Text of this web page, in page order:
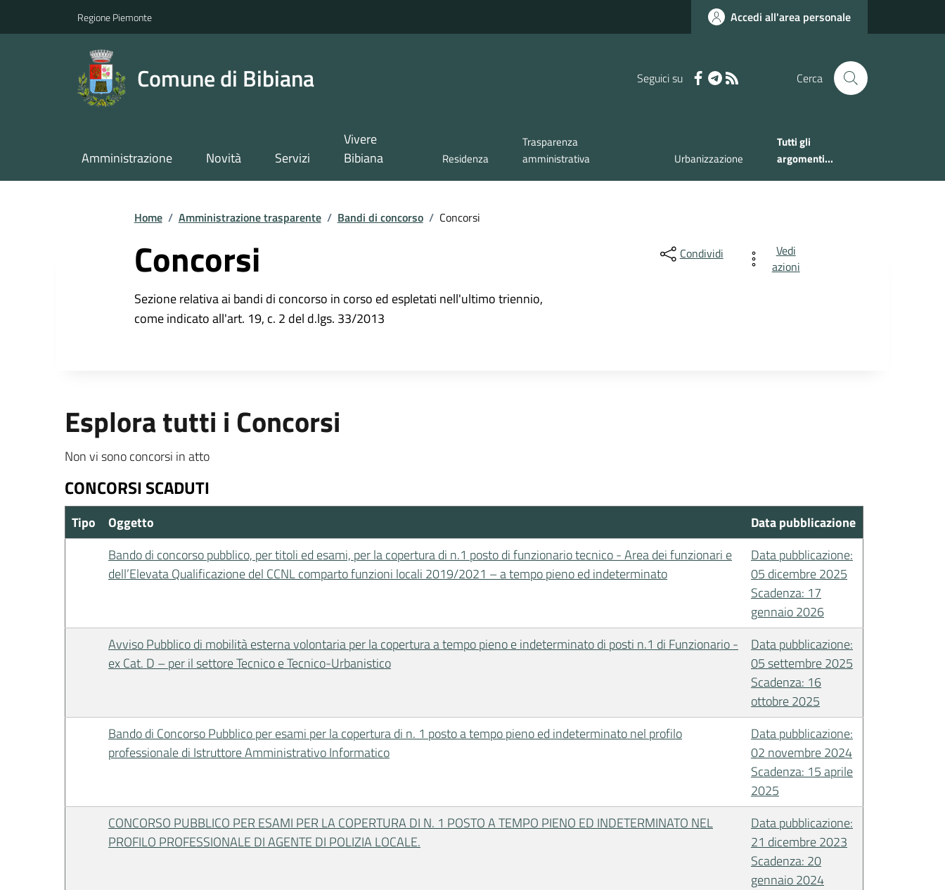
Regione Piemonte Accedi all'area personale
Comune di Bibiana Seguici su Cerca
Amministrazione Novità Servizi
Vivere
Bibiana
Residenza
Trasparenza
amministrativa
Urbanizzazione
Tutti gli
argomenti...
Home / Amministrazione trasparente / Bandi di concorso / Concorsi
Concorsi
Sezione relativa ai bandi di concorso in corso ed espletati nell'ultimo triennio,
come indicato all'art. 19, c. 2 del d.lgs. 33/2013
Condividi
Vedi
azioni
Esplora tutti i Concorsi
Non vi sono concorsi in atto
CONCORSI SCADUTI
Tipo Oggetto
Data pubblicazione
Bando di concorso pubblico, per titoli ed esami, per la copertura di n.1 posto di funzionario tecnico - Area dei funzionari e
dell’Elevata Qualificazione del CCNL comparto funzioni locali 2019/2021 – a tempo pieno ed indeterminato
Data pubblicazione:
05 dicembre 2025
Scadenza: 17
gennaio 2026
Avviso Pubblico di mobilità esterna volontaria per la copertura a tempo pieno e indeterminato di posti n.1 di Funzionario -
ex Cat. D – per il settore Tecnico e Tecnico-Urbanistico
Data pubblicazione:
05 settembre 2025
Scadenza: 16
ottobre 2025
Bando di Concorso Pubblico per esami per la copertura di n. 1 posto a tempo pieno ed indeterminato nel profilo
professionale di Istruttore Amministrativo Informatico
Data pubblicazione:
02 novembre 2024
Scadenza: 15 aprile
2025
CONCORSO PUBBLICO PER ESAMI PER LA COPERTURA DI N. 1 POSTO A TEMPO PIENO ED INDETERMINATO NEL
PROFILO PROFESSIONALE DI AGENTE DI POLIZIA LOCALE.
Data pubblicazione:
21 dicembre 2023
Scadenza: 20
gennaio 2024